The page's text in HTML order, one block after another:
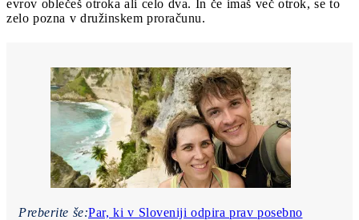
evrov oblečeš otroka ali celo dva. In če imaš več otrok, se to
zelo pozna v družinskem proračunu.
Preberite še:Par, ki v Sloveniji odpira prav posebno